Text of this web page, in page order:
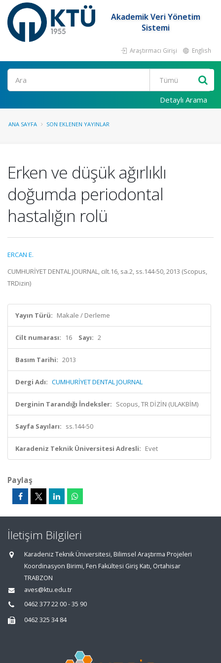
Akademik Veri Yönetim
Sistemi
Araştırmacı Girişi English
Ara
Detaylı Arama
ANA SAYFA SON EKLENEN YAYINLAR
Erken ve düşük ağırlıklı
doğumda periodontal
hastalığın rolü
ERCAN E.
CUMHURİYET DENTAL JOURNAL, cilt.16, sa.2, ss.144-50, 2013 (Scopus,
TRDizin)
Yayın Türü: Makale / Derleme
Cilt numarası: 16 Sayı: 2
Basım Tarihi: 2013
Dergi Adı: CUMHURİYET DENTAL JOURNAL
Derginin Tarandığı İndeksler: Scopus, TR DİZİN (ULAKBİM)
Sayfa Sayıları: ss.144-50
Karadeniz Teknik Üniversitesi Adresli: Evet
Paylaş
İletişim Bilgileri
Karadeniz Teknik Üniversitesi, Bilimsel Araştırma Projeleri
Koordinasyon Birimi, Fen Fakültesi Giriş Katı, Ortahisar
TRABZON
aves@ktu.edu.tr
0462 377 22 00 - 35 90
0462 325 34 84